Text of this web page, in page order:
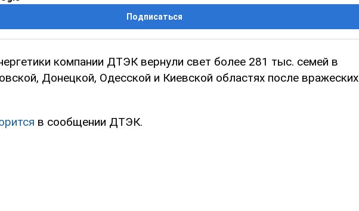
Подписаться
компании ДТЭК вернули свет более 281 тыс. семей в
Донецкой, Одесской и Киевской областях после вражеских
в сообщении ДТЭК.